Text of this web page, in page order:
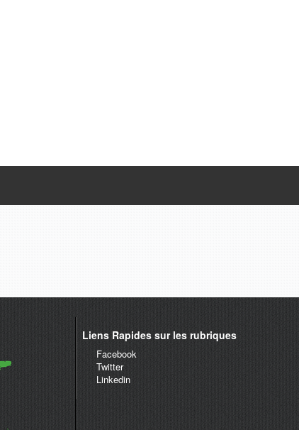
Liens Rapides sur les rubriques
Facebook
Twitter
Linkedin